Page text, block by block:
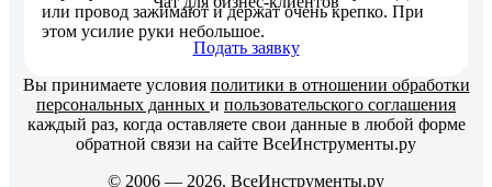
или провод зажимают и держат очень крепко. При
этом усилие руки небольшое.
Подать заявку
Вы принимаете условия политики в отношении обработки
персональных данных и пользовательского соглашения
каждый раз, когда оставляете свои данные в любой форме
обратной связи на сайте ВсеИнструменты.ру
© 2006 — 2026. ВсеИнструменты.ру